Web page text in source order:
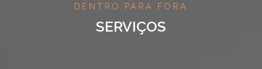
DENTRO PARA FORA
SERVIÇOS